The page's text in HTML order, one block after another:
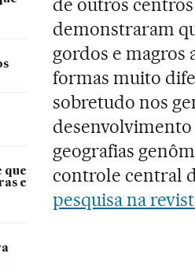
que
e
de outros
demonstraram
gordos e magros
formas muito
sobretudo nos
desenvolvimento
geografias
controle central
pesquisa na